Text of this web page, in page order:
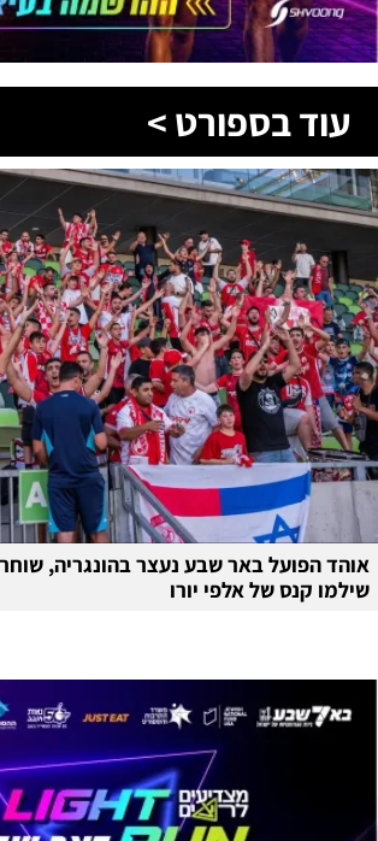
עוד בספורט >
אוהד הפועל באר שבע נעצר בהונגריה,
שילמו קנס של אלפי יורו